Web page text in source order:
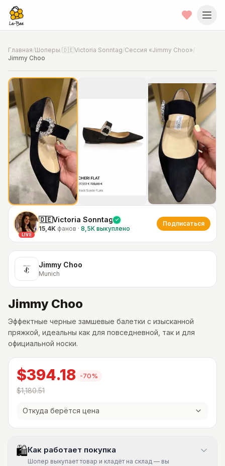
Главная/Шоперы/🇩🇪Victoria Sonntag/Сессия «Jimmy Choo»/
Jimmy Choo
📍 Фото от шопера
LIVE
🇩🇪Victoria Sonntag
15,4K фанов · 8,5K выкуплено
Подписаться
Jimmy Choo
Munich
Jimmy Choo
Эффектные черные замшевые балетки с изысканной
пряжкой, идеальны как для повседневной, так и для
официальной носки.
$394.18 -70%
$1,180.51
Откуда берётся цена
🛍Как работает покупка
Шопер выкупает товар и кладёт на склад — вы